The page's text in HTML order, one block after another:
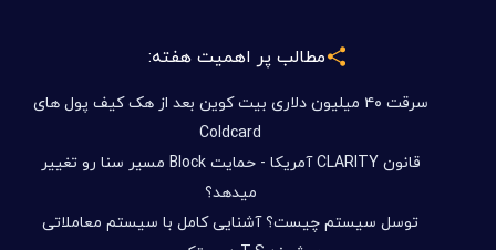
مطالب پر اهمیت هفته:
سرقت ۴۰ میلیون دلاری بیت کوین بعد از هک کیف پول های
Coldcard
قانون CLARITY آمریکا - حمایت Block مسیر سنا رو تغییر
میدهد؟
توسل سیستم چیست؟ آشنایی کامل با سیستم معاملاتی